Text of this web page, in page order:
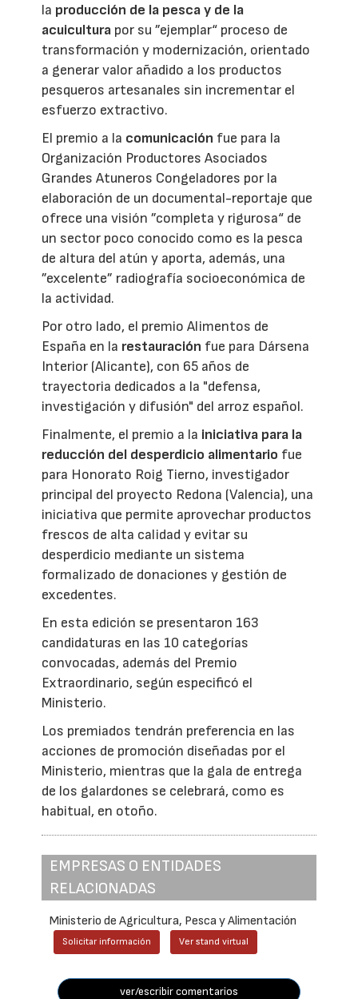
la producción de la pesca y de la
acuicultura por su ”ejemplar“ proceso de
transformación y modernización, orientado
a generar valor añadido a los productos
pesqueros artesanales sin incrementar el
esfuerzo extractivo.
El premio a la comunicación fue para la
Organización Productores Asociados
Grandes Atuneros Congeladores por la
elaboración de un documental-reportaje que
ofrece una visión ”completa y rigurosa“ de
un sector poco conocido como es la pesca
de altura del atún y aporta, además, una
”excelente” radiografía socioeconómica de
la actividad.
Por otro lado, el premio Alimentos de
España en la restauración fue para Dársena
Interior (Alicante), con 65 años de
trayectoria dedicados a la "defensa,
investigación y difusión" del arroz español.
Finalmente, el premio a la iniciativa para la
reducción del desperdicio alimentario fue
para Honorato Roig Tierno, investigador
principal del proyecto Redona (Valencia), una
iniciativa que permite aprovechar productos
frescos de alta calidad y evitar su
desperdicio mediante un sistema
formalizado de donaciones y gestión de
excedentes.
En esta edición se presentaron 163
candidaturas en las 10 categorías
convocadas, además del Premio
Extraordinario, según especificó el
Ministerio.
Los premiados tendrán preferencia en las
acciones de promoción diseñadas por el
Ministerio, mientras que la gala de entrega
de los galardones se celebrará, como es
habitual, en otoño.
EMPRESAS O ENTIDADES
RELACIONADAS
Ministerio de Agricultura, Pesca y Alimentación
Solicitar información Ver stand virtual
ver/escribir comentarios